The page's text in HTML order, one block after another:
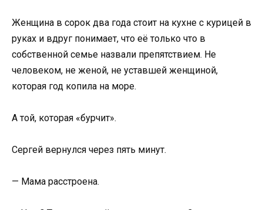
Женщина в сорок два года стоит на кухне с курицей в
руках и вдруг понимает, что её только что в
собственной семье назвали препятствием. Не
человеком, не женой, не уставшей женщиной,
которая год копила на море.
А той, которая «бурчит».
Сергей вернулся через пять минут.
— Мама расстроена.